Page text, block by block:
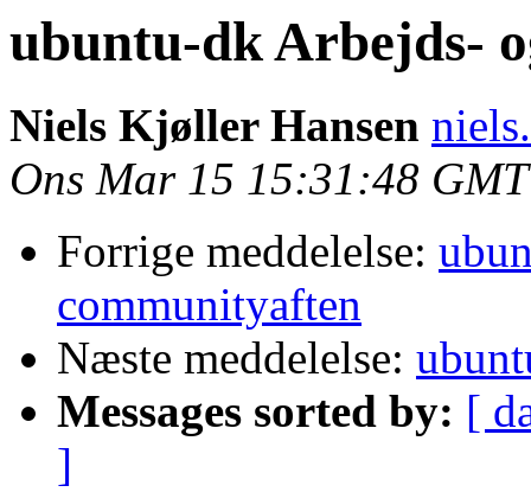
ubuntu-dk Arbejds-
Niels Kjøller Hansen
Ons Mar 15 15:31:48
Forrige meddelelse:
communityaften
Næste meddelelse:
Messages sorted by: [
]